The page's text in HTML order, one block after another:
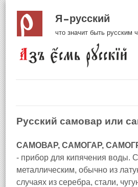
Я русский
что значит быть русским
Русский самовар или
САМОВАР, САМОГАР,
- прибор для кипячения воды.
металлическим, обычно из
случаях из серебра, стали,